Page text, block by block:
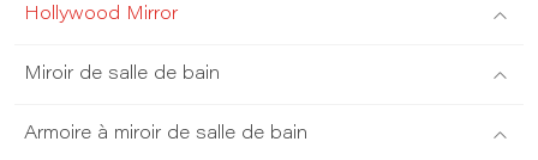
Hollywood Mirror
Miroir de salle de bain
Armoire à miroir de salle de bain